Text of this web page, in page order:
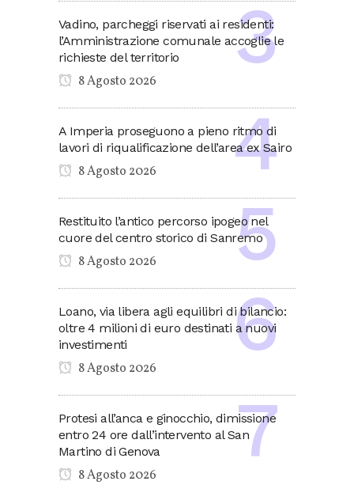
Vadino, parcheggi riservati ai residenti:
l’Amministrazione comunale accoglie le
richieste del territorio
8 Agosto 2026
A Imperia proseguono a pieno ritmo di
lavori di riqualificazione dell’area ex Sairo
8 Agosto 2026
Restituito l’antico percorso ipogeo nel
cuore del centro storico di Sanremo
8 Agosto 2026
Loano, via libera agli equilibri di bilancio:
oltre 4 milioni di euro destinati a nuovi
investimenti
8 Agosto 2026
Protesi all’anca e ginocchio, dimissione
entro 24 ore dall’intervento al San
Martino di Genova
8 Agosto 2026